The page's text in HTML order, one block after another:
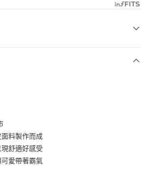
料製作而成
舒適好感受
愛帶著霸氣